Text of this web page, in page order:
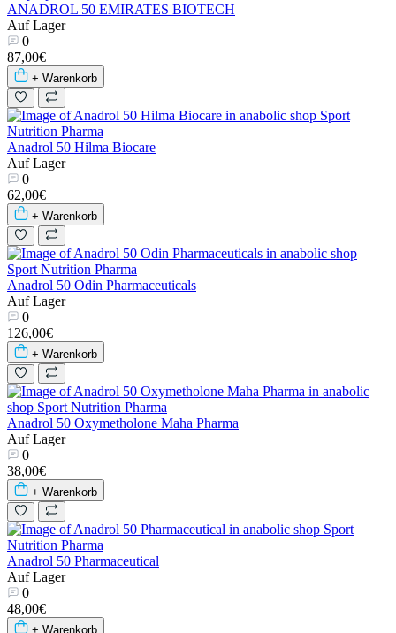
ANADROL 50 EMIRATES BIOTECH
Auf Lager
0
87,00€
+ Warenkorb
Anadrol 50 Hilma Biocare
Auf Lager
0
62,00€
+ Warenkorb
Anadrol 50 Odin Pharmaceuticals
Auf Lager
0
126,00€
+ Warenkorb
Anadrol 50 Oxymetholone Maha Pharma
Auf Lager
0
38,00€
+ Warenkorb
Anadrol 50 Pharmaceutical
Auf Lager
0
48,00€
+ Warenkorb